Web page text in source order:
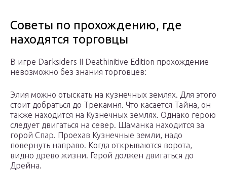
Советы по прохождению, где
находятся торговцы
В игре Darksiders II Deathinitive Edition прохождение
невозможно без знания торговцев:
Элия можно отыскать на кузнечных землях. Для этого
стоит добраться до Трекамня. Что касается Тайна, он
также находится на Кузнечных землях. Однако герою
следует двигаться на север. Шаманка находится за
горой Спар. Проехав Кузнечные земли, надо
повернуть направо. Когда открываются ворота,
видно древо жизни. Герой должен двигаться до
Дрейна.